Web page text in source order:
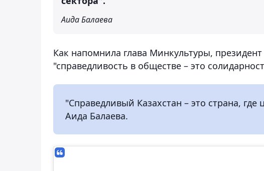
Аида Балаева
Как напомнила глава Минкультуры,
"справедливость в обществе – это
"Справедливый Казахстан – это страна,
Аида Балаева.